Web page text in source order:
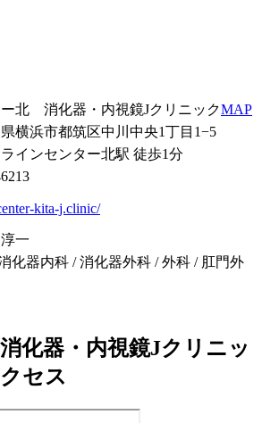
北 消化器・内視鏡JクリニックMAP
横浜市都筑区中川中央1丁目1−5
インセンター北駅 徒歩1分
kita-j.clinic/
一
化器内科 / 消化器外科 / 外科 / 肛門外
化器・内視鏡Jクリニッ
セス